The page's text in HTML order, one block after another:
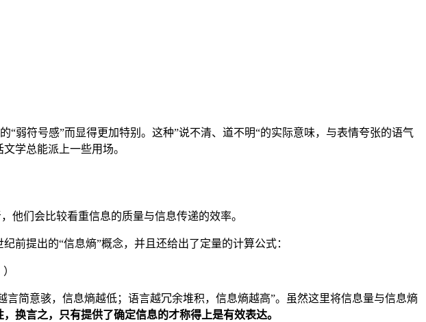
弱符号感”而显得更加特别。这种”说不清、道不明“的实际意味，与表情夸张的语气
学总能派上一些用场。
他们会比较看重信息的质量与信息传递的效率。
前提出的“信息熵”概念，并且还给出了定量的计算公式：
简意骇，信息熵越低；语言越冗余堆积，信息熵越高”。虽然这里将信息量与信息熵
换言之，只有提供了确定信息的才称得上是有效表达。